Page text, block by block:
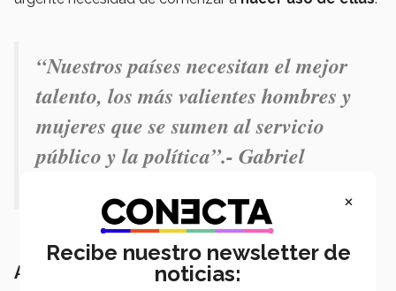
“Nuestros países necesitan el mejor
talento, los más valientes hombres y
mujeres que se sumen al servicio
público y la política”.- Gabriel
Abren espacio de diálogo
×
Recibe nuestro newsletter de
noticias: